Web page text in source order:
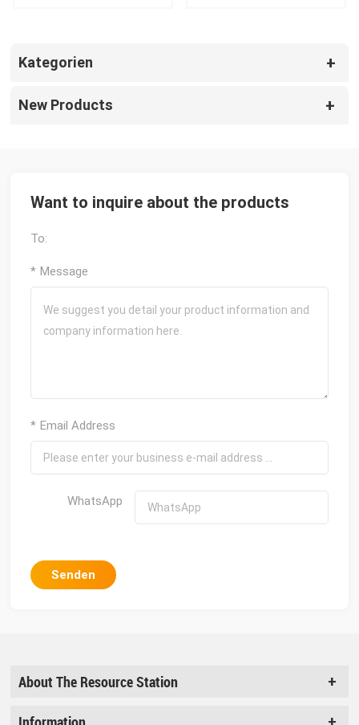
Kategorien
New Products
Want to inquire about the products
To:
* Message
* Email Address
WhatsApp
Senden
About The Resource Station